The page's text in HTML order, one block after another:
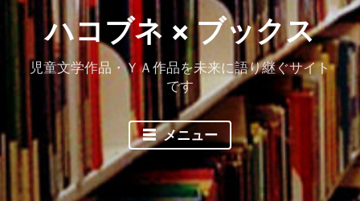
ハコブネ × ブックス
児童文学作品・ＹＡ作品を未来に語り継ぐサイト
です
メニュー